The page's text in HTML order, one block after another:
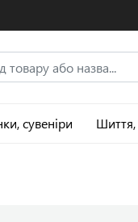
сувеніри Шиття,